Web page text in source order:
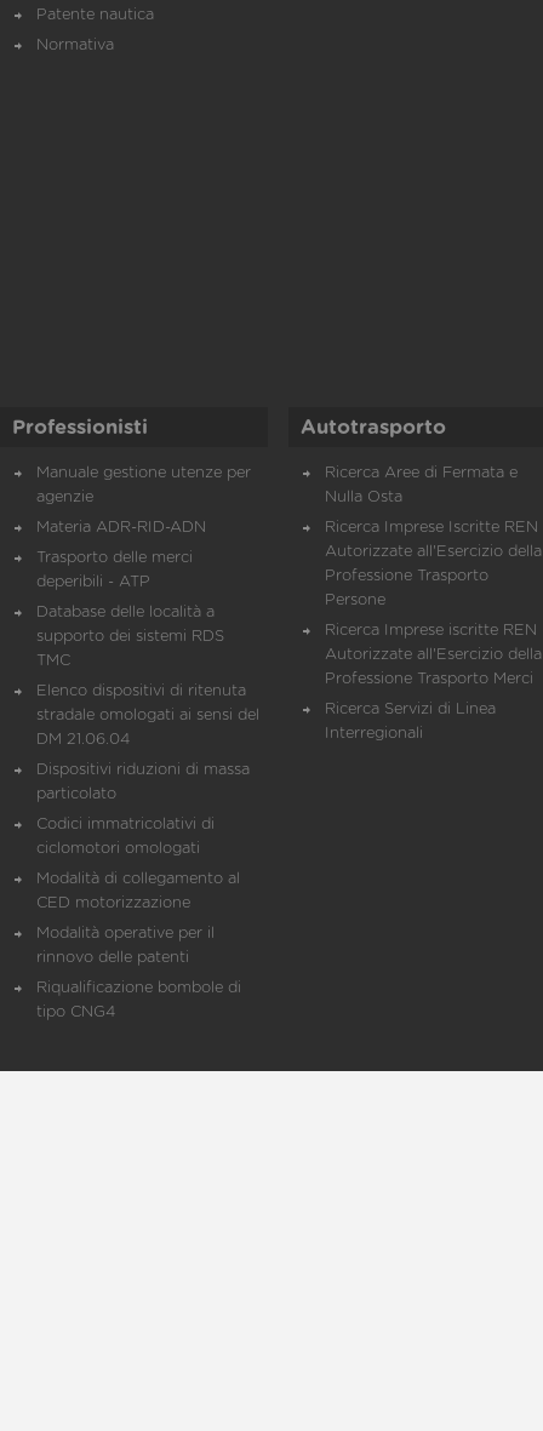
Patente nautica
Normativa
Professionisti
Manuale gestione utenze per
agenzie
Materia ADR-RID-ADN
Trasporto delle merci
deperibili - ATP
Database delle località a
supporto dei sistemi RDS
TMC
Elenco dispositivi di ritenuta
stradale omologati ai sensi del
DM 21.06.04
Dispositivi riduzioni di massa
particolato
Codici immatricolativi di
ciclomotori omologati
Modalità di collegamento al
CED motorizzazione
Modalità operative per il
rinnovo delle patenti
Riqualificazione bombole di
tipo CNG4
Autotrasporto
Ricerca Aree di Fermata e
Nulla Osta
Ricerca Imprese Iscritte REN
Autorizzate all'Esercizio della
Professione Trasporto
Persone
Ricerca Imprese iscritte REN
Autorizzate all'Esercizio della
Professione Trasporto Merci
Ricerca Servizi di Linea
Interregionali